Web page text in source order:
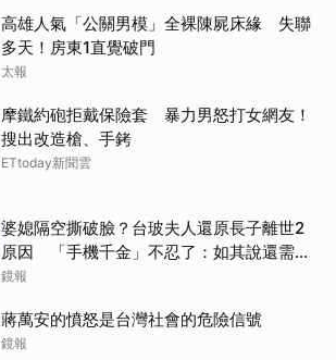
高雄人氣「公關男模」全裸陳屍床緣 失聯
多天！房東1直覺破門
太報
摩鐵約砲拒戴保險套 暴力男怒打女網友！
搜出改造槍、手銬
ETtoday新聞雲
婆媳隔空撕破臉？台玻夫人還原長子離世2
原因 「手機千金」不忍了：如其說還需要
離開嗎？
鏡報
蔣萬安的憤怒是台灣社會的危險信號
鏡報